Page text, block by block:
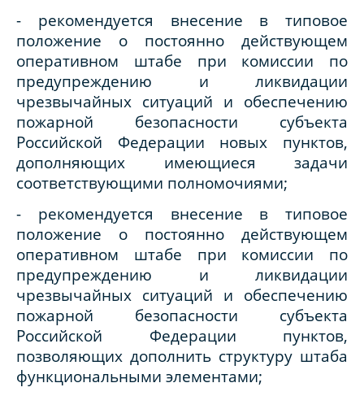
- рекомендуется внесение в типовое
положение о постоянно действующем
оперативном штабе при комиссии по
предупреждению и ликвидации
чрезвычайных ситуаций и обеспечению
пожарной безопасности субъекта
Российской Федерации новых пунктов,
дополняющих имеющиеся задачи
соответствующими полномочиями;
- рекомендуется внесение в типовое
положение о постоянно действующем
оперативном штабе при комиссии по
предупреждению и ликвидации
чрезвычайных ситуаций и обеспечению
пожарной безопасности субъекта
Российской Федерации пунктов,
позволяющих дополнить структуру штаба
функциональными элементами;